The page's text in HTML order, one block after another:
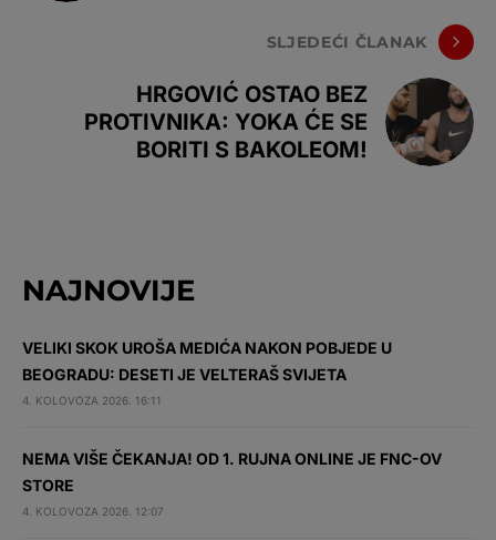
SLJEDEĆI ČLANAK
HRGOVIĆ OSTAO BEZ
PROTIVNIKA: YOKA ĆE SE
BORITI S BAKOLEOM!
NAJNOVIJE
VELIKI SKOK UROŠA MEDIĆA NAKON POBJEDE U
BEOGRADU: DESETI JE VELTERAŠ SVIJETA
4. KOLOVOZA 2026. 16:11
NEMA VIŠE ČEKANJA! OD 1. RUJNA ONLINE JE FNC-OV
STORE
4. KOLOVOZA 2026. 12:07